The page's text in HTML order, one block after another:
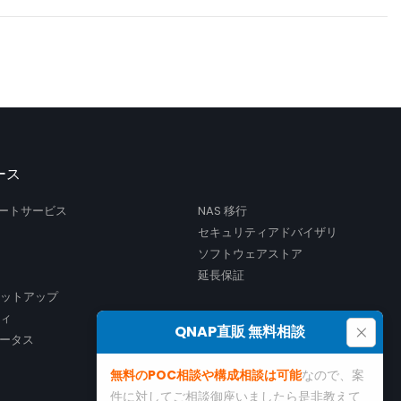
ス
トサービス
トアップ
タス
NAS 移行
セキュリティアドバイザリ
ソフトウェアストア
延長保証
QNAP直販 無料相談 ×
無料のPOC相談や構成相談は可能なので、案
件に対してご相談御座いましたら是非教えて